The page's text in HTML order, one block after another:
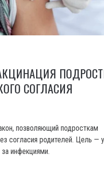
СОГЛАСИЯ
позволяющий подросткам
согласия родителей. Цель —
инфекциями.